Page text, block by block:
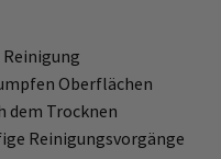
Oberflächen
dem Trocknen
Reinigungsvorgänge